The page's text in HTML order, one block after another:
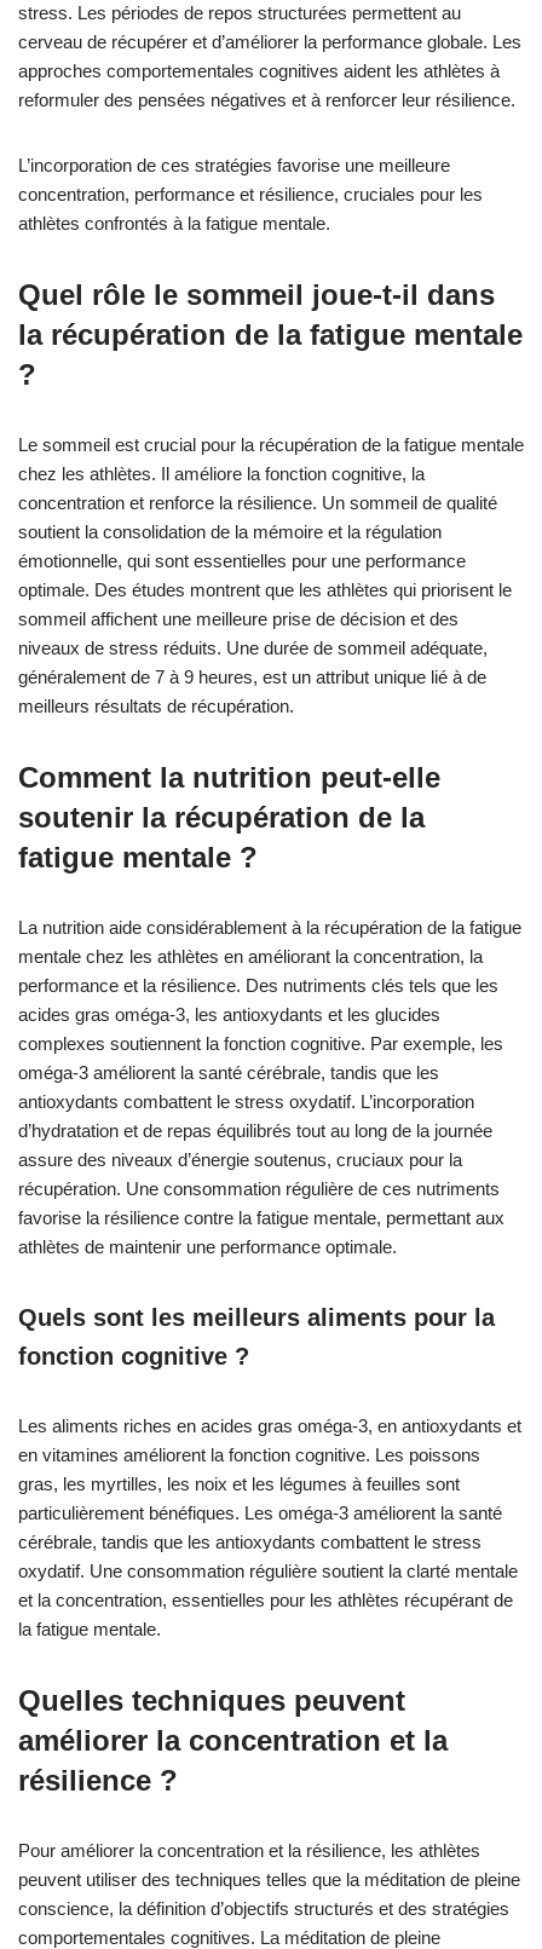
stress. Les périodes de repos structurées permettent au
cerveau de récupérer et d’améliorer la performance globale. Les
approches comportementales cognitives aident les athlètes à
reformuler des pensées négatives et à renforcer leur résilience.
L’incorporation de ces stratégies favorise une meilleure
concentration, performance et résilience, cruciales pour les
athlètes confrontés à la fatigue mentale.
Quel rôle le sommeil joue-t-il dans
la récupération de la fatigue mentale
?
Le sommeil est crucial pour la récupération de la fatigue mentale
chez les athlètes. Il améliore la fonction cognitive, la
concentration et renforce la résilience. Un sommeil de qualité
soutient la consolidation de la mémoire et la régulation
émotionnelle, qui sont essentielles pour une performance
optimale. Des études montrent que les athlètes qui priorisent le
sommeil affichent une meilleure prise de décision et des
niveaux de stress réduits. Une durée de sommeil adéquate,
généralement de 7 à 9 heures, est un attribut unique lié à de
meilleurs résultats de récupération.
Comment la nutrition peut-elle
soutenir la récupération de la
fatigue mentale ?
La nutrition aide considérablement à la récupération de la fatigue
mentale chez les athlètes en améliorant la concentration, la
performance et la résilience. Des nutriments clés tels que les
acides gras oméga-3, les antioxydants et les glucides
complexes soutiennent la fonction cognitive. Par exemple, les
oméga-3 améliorent la santé cérébrale, tandis que les
antioxydants combattent le stress oxydatif. L’incorporation
d’hydratation et de repas équilibrés tout au long de la journée
assure des niveaux d’énergie soutenus, cruciaux pour la
récupération. Une consommation régulière de ces nutriments
favorise la résilience contre la fatigue mentale, permettant aux
athlètes de maintenir une performance optimale.
Quels sont les meilleurs aliments pour la
fonction cognitive ?
Les aliments riches en acides gras oméga-3, en antioxydants et
en vitamines améliorent la fonction cognitive. Les poissons
gras, les myrtilles, les noix et les légumes à feuilles sont
particulièrement bénéfiques. Les oméga-3 améliorent la santé
cérébrale, tandis que les antioxydants combattent le stress
oxydatif. Une consommation régulière soutient la clarté mentale
et la concentration, essentielles pour les athlètes récupérant de
la fatigue mentale.
Quelles techniques peuvent
améliorer la concentration et la
résilience ?
Pour améliorer la concentration et la résilience, les athlètes
peuvent utiliser des techniques telles que la méditation de pleine
conscience, la définition d’objectifs structurés et des stratégies
comportementales cognitives. La méditation de pleine